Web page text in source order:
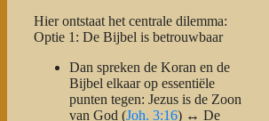
Hier ontstaat het centrale dilemma:
Optie 1: De Bijbel is betrouwbaar
Dan spreken de Koran en de
Bijbel elkaarop essentiële
punten tegen: Jezus is de Zoon
van God (Joh. 3:16) ↔ De